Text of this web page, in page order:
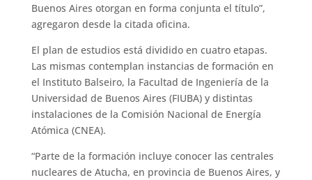
Buenos Aires otorgan en forma conjunta el título”,
agregaron desde la citada oficina.
El plan de estudios está dividido en cuatro etapas.
Las mismas contemplan instancias de formación en
el Instituto Balseiro, la Facultad de Ingeniería de la
Universidad de Buenos Aires (FIUBA) y distintas
instalaciones de la Comisión Nacional de Energía
Atómica (CNEA).
“Parte de la formación incluye conocer las centrales
nucleares de Atucha, en provincia de Buenos Aires, y